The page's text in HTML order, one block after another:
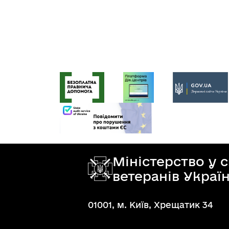
Міністерство у
ветеранів
01001, м. Київ, Хрещатик 34